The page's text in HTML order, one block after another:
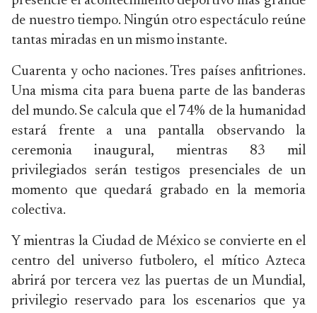
de nuestro tiempo. Ningún otro espectáculo reúne
tantas miradas en un mismo instante.
Cuarenta y ocho naciones. Tres países anfitriones.
Una misma cita para buena parte de las banderas
del mundo. Se calcula que el 74% de la humanidad
estará frente a una pantalla observando la
ceremonia inaugural, mientras 83 mil
privilegiados serán testigos presenciales de un
momento que quedará grabado en la memoria
colectiva.
Y mientras la Ciudad de México se convierte en el
centro del universo futbolero, el mítico Azteca
abrirá por tercera vez las puertas de un Mundial,
privilegio reservado para los escenarios que ya